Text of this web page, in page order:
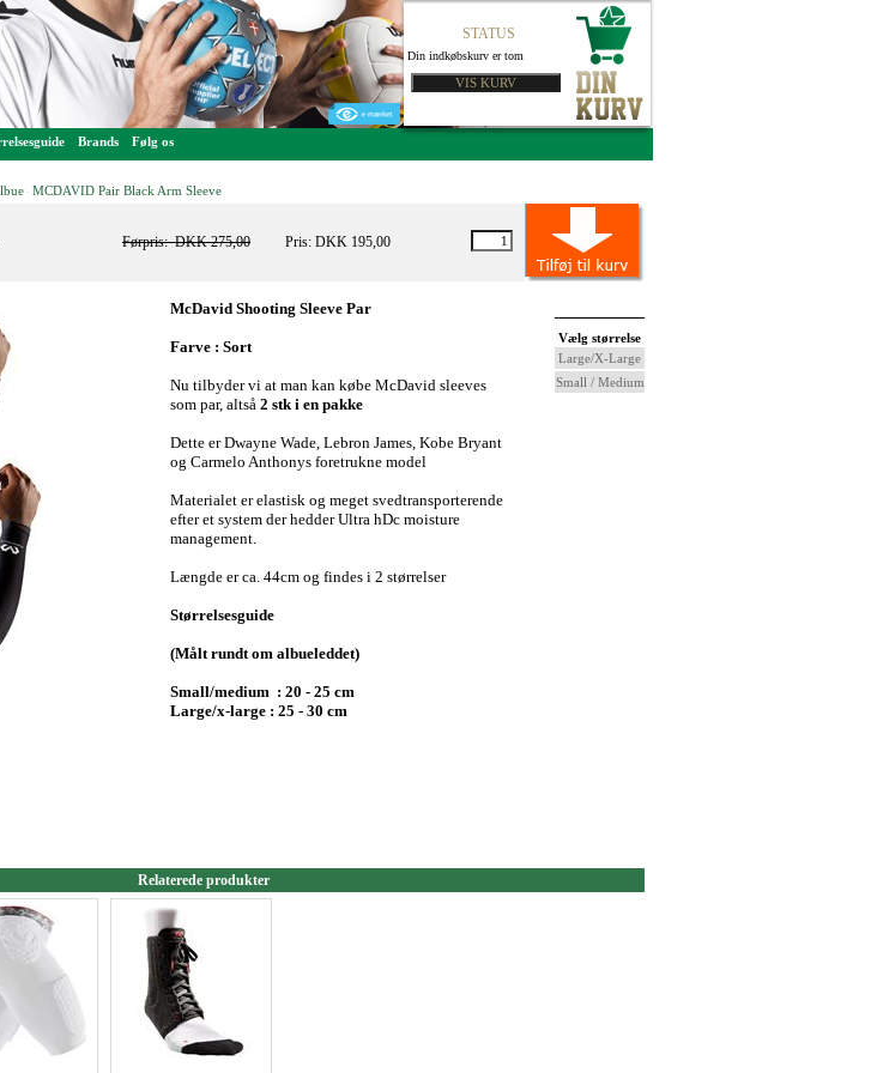
STATUS
Din indkøbskurv er tom
Brands Følg os
MCDAVID Pair Black Arm Sleeve
Førpris:DKK 275,00 Pris: DKK 195,00
McDavid Shooting Sleeve Par
Farve : Sort
Nu tilbyder vi at man kan købe McDavid sleeves
som par, altså 2 stk i en pakke
Dette er Dwayne Wade, Lebron James, Kobe Bryant
og Carmelo Anthonys foretrukne model
Materialet er elastisk og meget svedtransporterende
efter et system der hedder Ultra hDc moisture
management.
Længde er ca. 44cm og findes i 2 størrelser
Størrelsesguide
(Målt rundt om albueleddet)
Small/medium : 20 - 25 cm
Large/x-large : 25 - 30 cm
Vælg størrelse
Large/X-Large
Small / Medium
Relaterede produkter